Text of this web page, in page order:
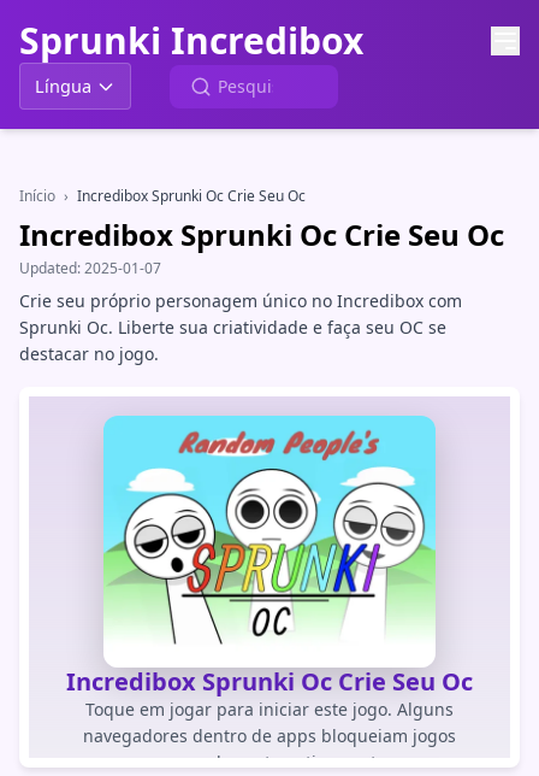
Sprunki Incredibox
Língua
Início › Incredibox Sprunki Oc Crie Seu Oc
Incredibox Sprunki Oc Crie Seu Oc
Updated:2025-01-07
Crie seu próprio personagem único no Incredibox com
Sprunki Oc. Liberte sua criatividade e faça seu OC se
destacar no jogo.
Incredibox Sprunki Oc Crie Seu Oc
Toque em jogar para iniciar este jogo. Alguns
navegadores dentro de apps bloqueiam jogos
carregados automaticamente.